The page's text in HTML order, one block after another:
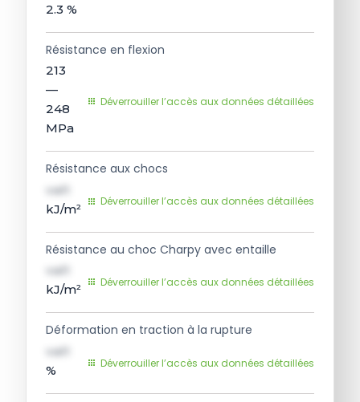
2.3 %
Résistance en flexion
213
—
248
MPa
Déverrouiller l’accès aux données détaillées
Résistance aux chocs
val1
kJ/m²
Déverrouiller l’accès aux données détaillées
Résistance au choc Charpy avec entaille
val1
kJ/m²
Déverrouiller l’accès aux données détaillées
Déformation en traction à la rupture
val1
%
Déverrouiller l’accès aux données détaillées